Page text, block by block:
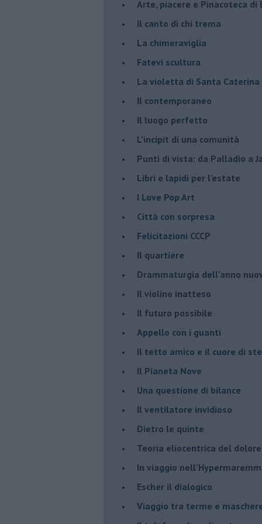
Arte, piacere e Pinacoteca di
​Il canto di chi trema
La chimeraviglia
​Fatevi scultura
​La violetta di Santa Caterina
​Il contemporaneo
​Il luogo perfetto
​L’incipit di una comunità
Punti di vista: da Palladio a
​Libri e lapidi per l’estate
​I Love Pop Art
Città con sorpresa
Felicitazioni CCCP
​Il quartiere
​Drammaturgia dell’anno
​Il violino inatteso
​Il futuro possibile
​Appello con i guanti
​Il tetto amico e il cuore di
​Il Pianeta Nove
​Una questione di bilance
​Il ventilatore invidioso
​Dietro le quinte
​Teoria eliocentrica del dolore
In viaggio
​Escher il dialogico
​Viaggio tra terme e